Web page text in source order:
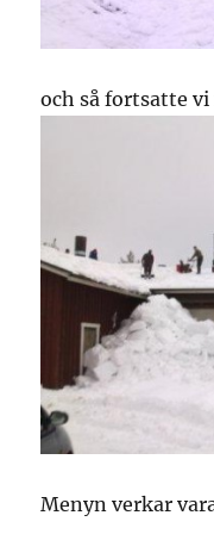
och så fortsatte
Menyn verkar